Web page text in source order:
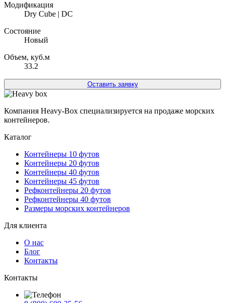
Модификация
Dry Cube | DC
Состояние
Новый
Объем, куб.м
33.2
Оставить заявку
Компания Heavy-Box специализируется на продаже морских
контейнеров.
Каталог
Контейнеры 10 футов
Контейнеры 20 футов
Контейнеры 40 футов
Контейнеры 45 футов
Рефконтейнеры 20 футов
Рефконтейнеры 40 футов
Размеры морских контейнеров
Для клиента
О нас
Блог
Контакты
Контакты